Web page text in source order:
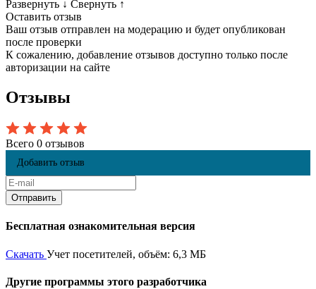
Развернуть ↓ Свернуть ↑
Оставить отзыв
Ваш отзыв отправлен на модерацию и будет опубликован
после проверки
К сожалению, добавление отзывов доступно только после
авторизации на сайте
Отзывы
Всего 0 отзывов
Добавить отзыв
Бесплатная ознакомительная версия
Скачать Учет посетителей, объём: 6,3 МБ
Другие программы этого разработчика